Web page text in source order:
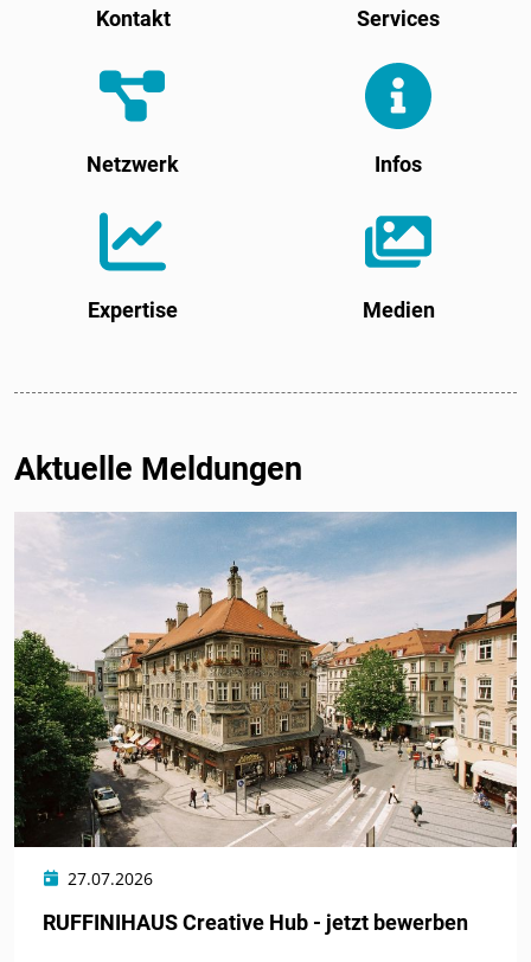
Kontakt Services
Netzwerk Infos
Expertise Medien
Aktuelle Meldungen
RUFFINIHAUS Creative Hub - jetzt bewerben
27.07.2026